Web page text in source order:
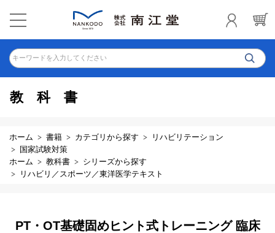
キーワードを入力してください
教科書
ホーム 書籍 カテゴリから探す
リハビリテーション
国家試験対策
ホーム
教科書
シリーズから探す
リハビリ／スポーツ／東洋医学テキスト
PT・OT基礎固めヒント式トレーニング 臨床